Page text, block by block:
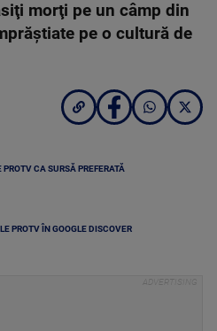
morţi pe un câmp din
pe o cultură de
CA SURSĂ PREFERATĂ
PROTV ÎN GOOGLE DISCOVER